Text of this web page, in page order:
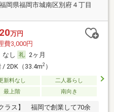
福岡県福岡市城南区別府４丁目
万円
費3,000円
なし
2ヶ月
/ 2DK（33.4m2）
新料なし
二人暮らし
最上階 南向き
ラス】 福岡で創業して70余